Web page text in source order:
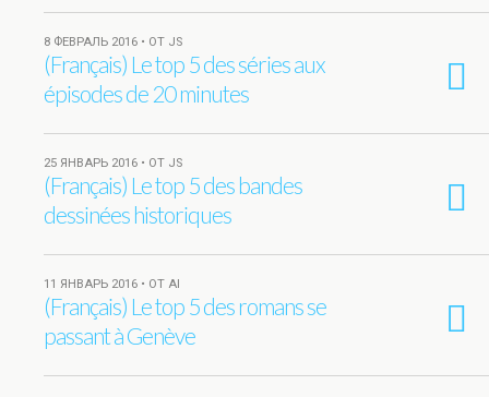
8 ФЕВРАЛЬ 2016 • ОТ JS
(Français) Le top 5 des séries aux
épisodes de 20 minutes
25 ЯНВАРЬ 2016 • ОТ JS
(Français) Le top 5 des bandes
dessinées historiques
11 ЯНВАРЬ 2016 • ОТ AI
(Français) Le top 5 des romans se
passant à Genève